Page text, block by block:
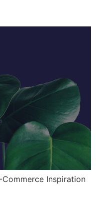
Inspiration